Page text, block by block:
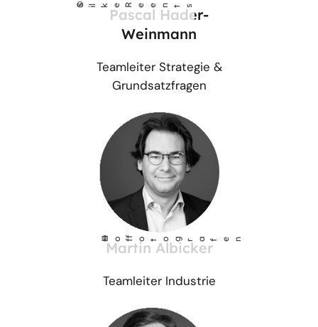
©
S i lke Reents
Pascal Hader-
Weinmann
Teamleiter Strategie &
Grundsatzfragen
©
Ho f
fotog r
a fen
Martin Albicker
Teamleiter Industrie